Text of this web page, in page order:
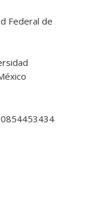
Federal de